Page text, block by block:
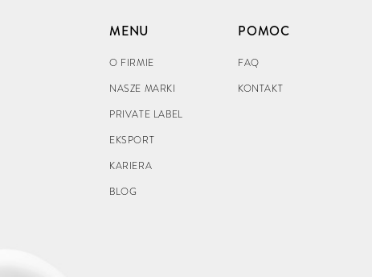
MENU
O FIRMIE
NASZE MARKI
PRIVATE LABEL
EKSPORT
KARIERA
BLOG
POMOC
FAQ
KONTAKT